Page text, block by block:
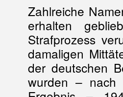
Zahlreiche
erhalten
Strafprozess
damaligen
der deutschen
wurden – nach